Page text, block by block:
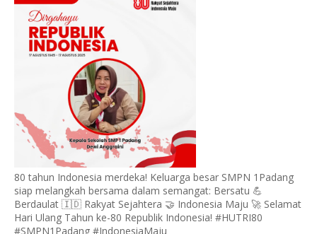
80 tahun Indonesia merdeka! Keluarga besar SMPN 1Padang
siap melangkah bersama dalam semangat: Bersatu 💪
Berdaulat 🇮🇩 Rakyat Sejahtera 🤝 Indonesia Maju 🚀 Selamat
Hari Ulang Tahun ke-80 Republik Indonesia! #HUTRI80
#SMPN1Padang #IndonesiaMaju